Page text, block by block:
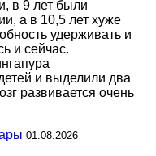
в 9 лет были
а в 10,5 лет хуже
удерживать и
и сейчас.
и выделили два
развивается очень
01.08.2026